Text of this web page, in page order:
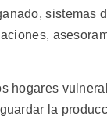
sistemas
hogares
la